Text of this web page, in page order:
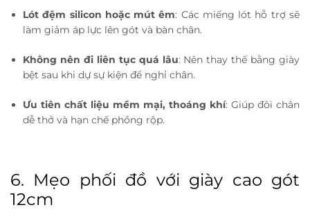
Lót đệm silicon hoặc mút êm: Các miếng lót hỗ trợ sẽ
làm giảm áp lực lên gót và bàn chân.
Không nên đi liên tục quá lâu: Nên thay thế bằng giày
bệt sau khi dự sự kiện để nghỉ chân.
Ưu tiên chất liệu mềm mại, thoáng khí: Giúp đôi chân
dễ thở và hạn chế phồng rộp.
6. Mẹo phối đồ với giày cao gót
12cm